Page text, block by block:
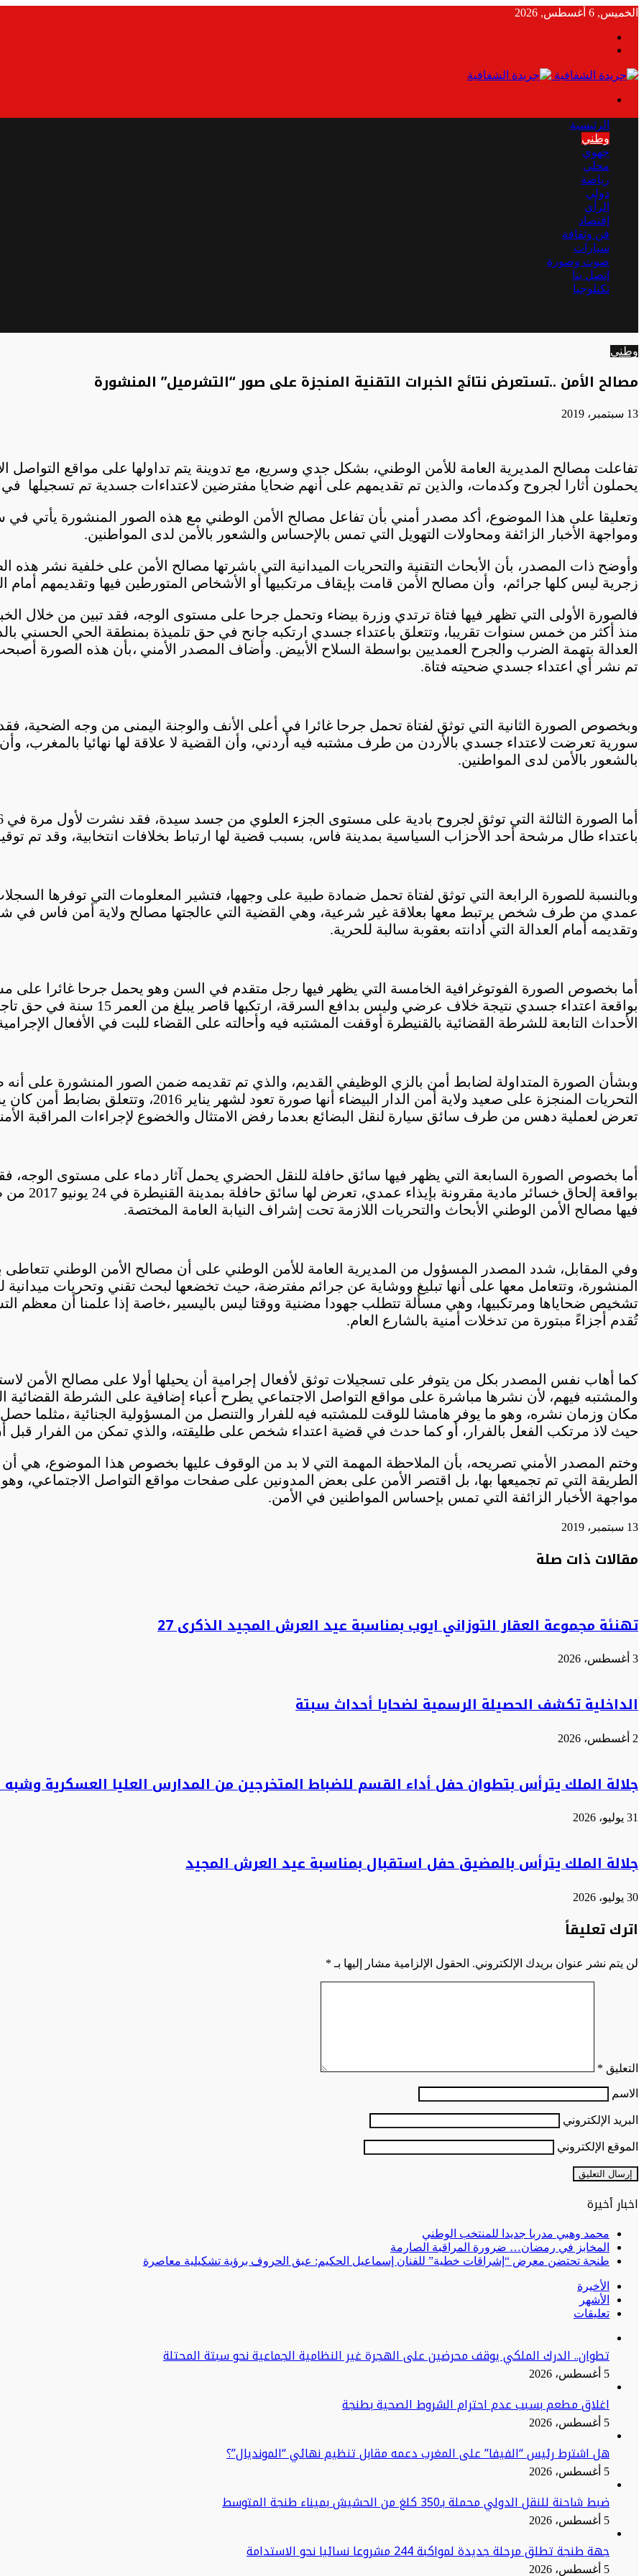
الخميس, 6 أغسطس, 2026
الرئيسية
وطني
جهوي
محلي
رياضة
دولي
الرأي
إقتصاد
فن وثقافة
سيارات
صوت وصورة
إتصل بنا
تكنلوجيا
وطني
مصالح الأمن ..تستعرض نتائج الخبرات التقنية المنجزة على صور “التشرميل” المنشورة
13 سبتمبر، 2019
تفاعلت مصالح المديرية العامة للأمن الوطني، بشكل جدي وسريع، مع تدوينة يتم تداولها على مواقع
يحملون أثارا لجروح وكدمات، والذين تم تقديمهم على أنهم ضحايا مفترضين لاعتداءات جسدية تم تسجيلها في
وتعليقا على هذا الموضوع، أكد مصدر أمني بأن تفاعل مصالح الأمن الوطني مع هذه الصور المنشورة يأتي
ومواجهة الأخبار الزائفة ومحاولات التهويل التي تمس بالإحساس والشعور بالأمن لدى المواطنين.
وأوضح ذات المصدر، بأن الأبحاث التقنية والتحريات الميدانية التي باشرتها مصالح الأمن على خلفية نشر
زجرية ليس كلها جرائم، وأن مصالح الأمن قامت بإيقاف مرتكبيها أو الأشخاص المتورطين فيها وتقديمهم أمام
منذ أكثر من خمس سنوات تقريبا، وتتعلق باعتداء جسدي ارتكبه جانح في حق تلميذة بمنطقة الحي الحسني
العدالة بتهمة الضرب والجرح العمديين بواسطة السلاح الأبيض. وأضاف المصدر الأمني ،بأن هذه الصورة
تم نشر أي اعتداء جسدي ضحيته فتاة.
وبخصوص الصورة الثانية التي توثق لفتاة تحمل جرحا غائرا في أعلى الأنف والوجنة اليمنى من وجه الضحية،
سورية تعرضت لاعتداء جسدي بالأردن من طرف مشتبه فيه أردني، وأن القضية لا علاقة لها نهائيا بالمغرب،
بالشعور بالأمن لدى المواطنين.
باعتداء طال مرشحة أحد الأحزاب السياسية بمدينة فاس، بسبب قضية لها ارتباط بخلافات انتخابية، وقد تم
وبالنسبة للصورة الرابعة التي توثق لفتاة تحمل ضمادة طبية على وجهها، فتشير المعلومات التي توفرها السجلات
وتقديمه أمام العدالة التي أدانته بعقوبة سالبة للحرية.
أما بخصوص الصورة الفوتوغرافية الخامسة التي يظهر فيها رجل متقدم في السن وهو يحمل جرحا غائرا على
بواقعة اعتداء جسدي نتيجة خلاف
الأحداث التابعة للشرطة القضائية بالقنيطرة أوقفت المشتبه فيه وأحالته على القضاء للبت في الأفعال
وبشأن الصورة المتداولة لضابط أمن بالزي الوظيفي القديم، والذي تم تقديمه ضمن الصور المنشورة على
التحريات المنجزة على صعيد ولاية أمن الدار
تعرض لعملية دهس من طرف سائق سيارة لنقل البضائع بعدما رفض الامتثال والخضوع لإجراءات المراقبة
أما بخصوص الصورة السابعة التي يظهر فيها سائق حافلة للنقل الحضري يحمل آثار دماء على مستوى الوجه،
بواقعة
فيها مصالح الأمن الوطني الأبحاث والتحريات اللازمة تحت إشراف النيابة العامة المختصة.
وفي المقابل، شدد المصدر المسؤول من المديرية العامة للأمن الوطني على أن مصالح الأمن الوطني تتعاطى
المنشورة، وتتعامل معها على أنها تبليغ ووشاية عن جرائم مفترضة، حيث تخضعها لبحث تقني وتحريات
تشخيص ضحاياها ومرتكبيها، وهي مسألة تتطلب جهودا مضنية ووقتا ليس باليسير ،خاصة إذا علمنا أن معظم
تُقدم أجزاءً مبتورة من تدخلات أمنية بالشارع العام.
كما أهاب نفس المصدر بكل من يتوفر على تسجيلات توثق لأفعال إجرامية أن يحيلها أولا على مصالح الأمن
والمشتبه فيهم، لأن نشرها مباشرة على مواقع التواصل الاجتماعي يطرح أعباء إضافية على الشرطة القضائية
مكان وزمان نشره، وهو ما يوفر هامشا للوقت للمشتبه فيه للفرار والتنصل من المسؤولية الجنائية ،مثلما
حيث لاذ مرتكب الفعل بالفرار، أو كما حدث في قضية اعتداء شخص على طليقته، والذي تمكن من الفرار قبل أن
وختم المصدر الأمني تصريحه، بأن الملاحظة المهمة التي لا بد من الوقوف عليها بخصوص هذا الموضوع، هي
الطريقة التي تم تجميعها بها، بل اقتصر الأمن على بعض المدونين على صفحات مواقع التواصل الاجتماعي،
مواجهة الأخبار الزائفة التي تمس بإحساس المواطنين في الأمن.
13 سبتمبر، 2019
عبر
البريد
مقالات ذات صلة
تهنئة مجموعة العقار التوزاني ايوب بمناسبة عيد العرش المجيد الذكرى 27
3 أغسطس، 2026
الداخلية تكشف الحصيلة الرسمية لضحايا أحداث سبتة
2 أغسطس، 2026
جلالة الملك يترأس بتطوان حفل أداء القسم للضباط المتخرجين من المدارس العليا العسكرية
31 يوليو، 2026
جلالة الملك يترأس بالمضيق حفل استقبال بمناسبة عيد العرش المجيد
30 يوليو، 2026
اترك تعليقاً
لن يتم نشر عنوان بريدك الإلكتروني. الحقول الإلزامية مشار إليها بـ *
التعليق *
الاسم
البريد الإلكتروني
الموقع الإلكتروني
اخبار أخيرة
محمد وهبي مدربا جديدا للمنتخب الوطني
المخابز في رمضان… ضرورة المراقبة الصارمة
طنجة تحتضن معرض “إشراقات خطية” للفنان إسماعيل الحكيم: عبق الحروف برؤية تشكيلية معاصرة
الأخيرة
الأشهر
تعليقات
تطوان.. الدرك الملكي يوقف محرضين على الهجرة غير النظامية الجماعية نحو سبتة المحتلة
5 أغسطس، 2026
اغلاق مطعم بسبب عدم احترام الشروط الصحية بطنجة
5 أغسطس، 2026
هل اشترط رئيس “الفيفا” على المغرب دعمه مقابل تنظيم نهائي “المونديال”؟
5 أغسطس، 2026
ضبط شاحنة للنقل الدولي محملة بـ350 كلغ من الحشيش بميناء طنجة المتوسط
5 أغسطس، 2026
جهة طنجة تطلق مرحلة جديدة لمواكبة 244 مشروعا نسائيا نحو الاستدامة
5 أغسطس، 2026